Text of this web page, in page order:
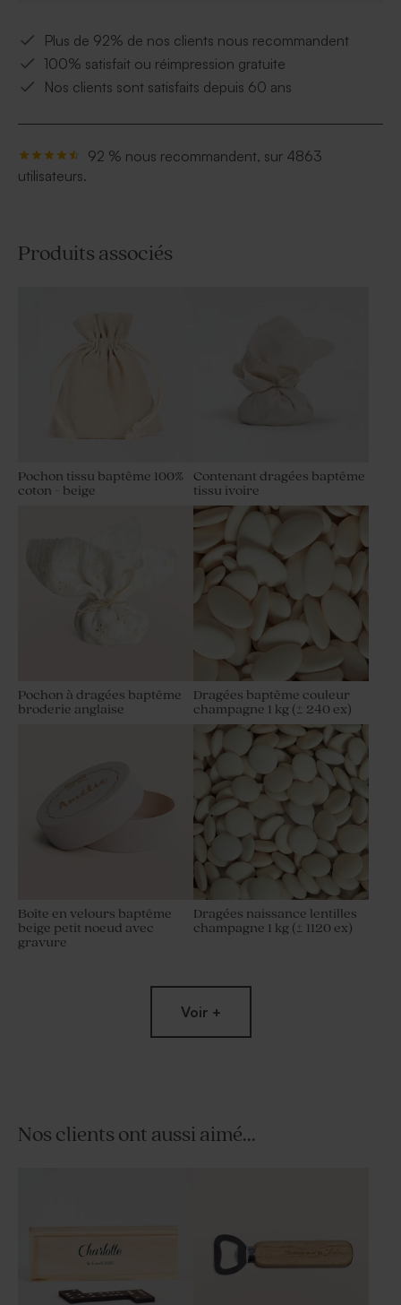
Plus de 92% de nos clients nous recommandent
100% satisfait ou réimpression gratuite
Nos clients sont satisfaits depuis 60 ans
92 % nous recommandent, sur 4863
utilisateurs.
Produits associés
Pochon tissu baptême 100%
coton - beige
Contenant dragées baptême
tissu ivoire
Pochon à dragées baptême
broderie anglaise
Dragées baptême couleur
champagne 1 kg (± 240 ex)
Boîte en velours baptême
beige petit noeud avec
gravure
Dragées naissance lentilles
champagne 1 kg (± 1120 ex)
Voir +
Nos clients ont aussi aimé...